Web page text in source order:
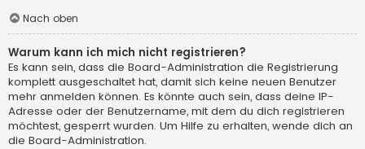
Nach oben
Warum kann ich mich nicht registrieren?
Es kann sein, dass die Board-Administration die Registrierung
komplett ausgeschaltet hat, damit sich keine neuen Benutzer
mehr anmelden können. Es könnte auch sein, dass deine IP-
Adresse oder der Benutzername, mit dem du dich registrieren
möchtest, gesperrt wurden. Um Hilfe zu erhalten, wende dich an
die Board-Administration.